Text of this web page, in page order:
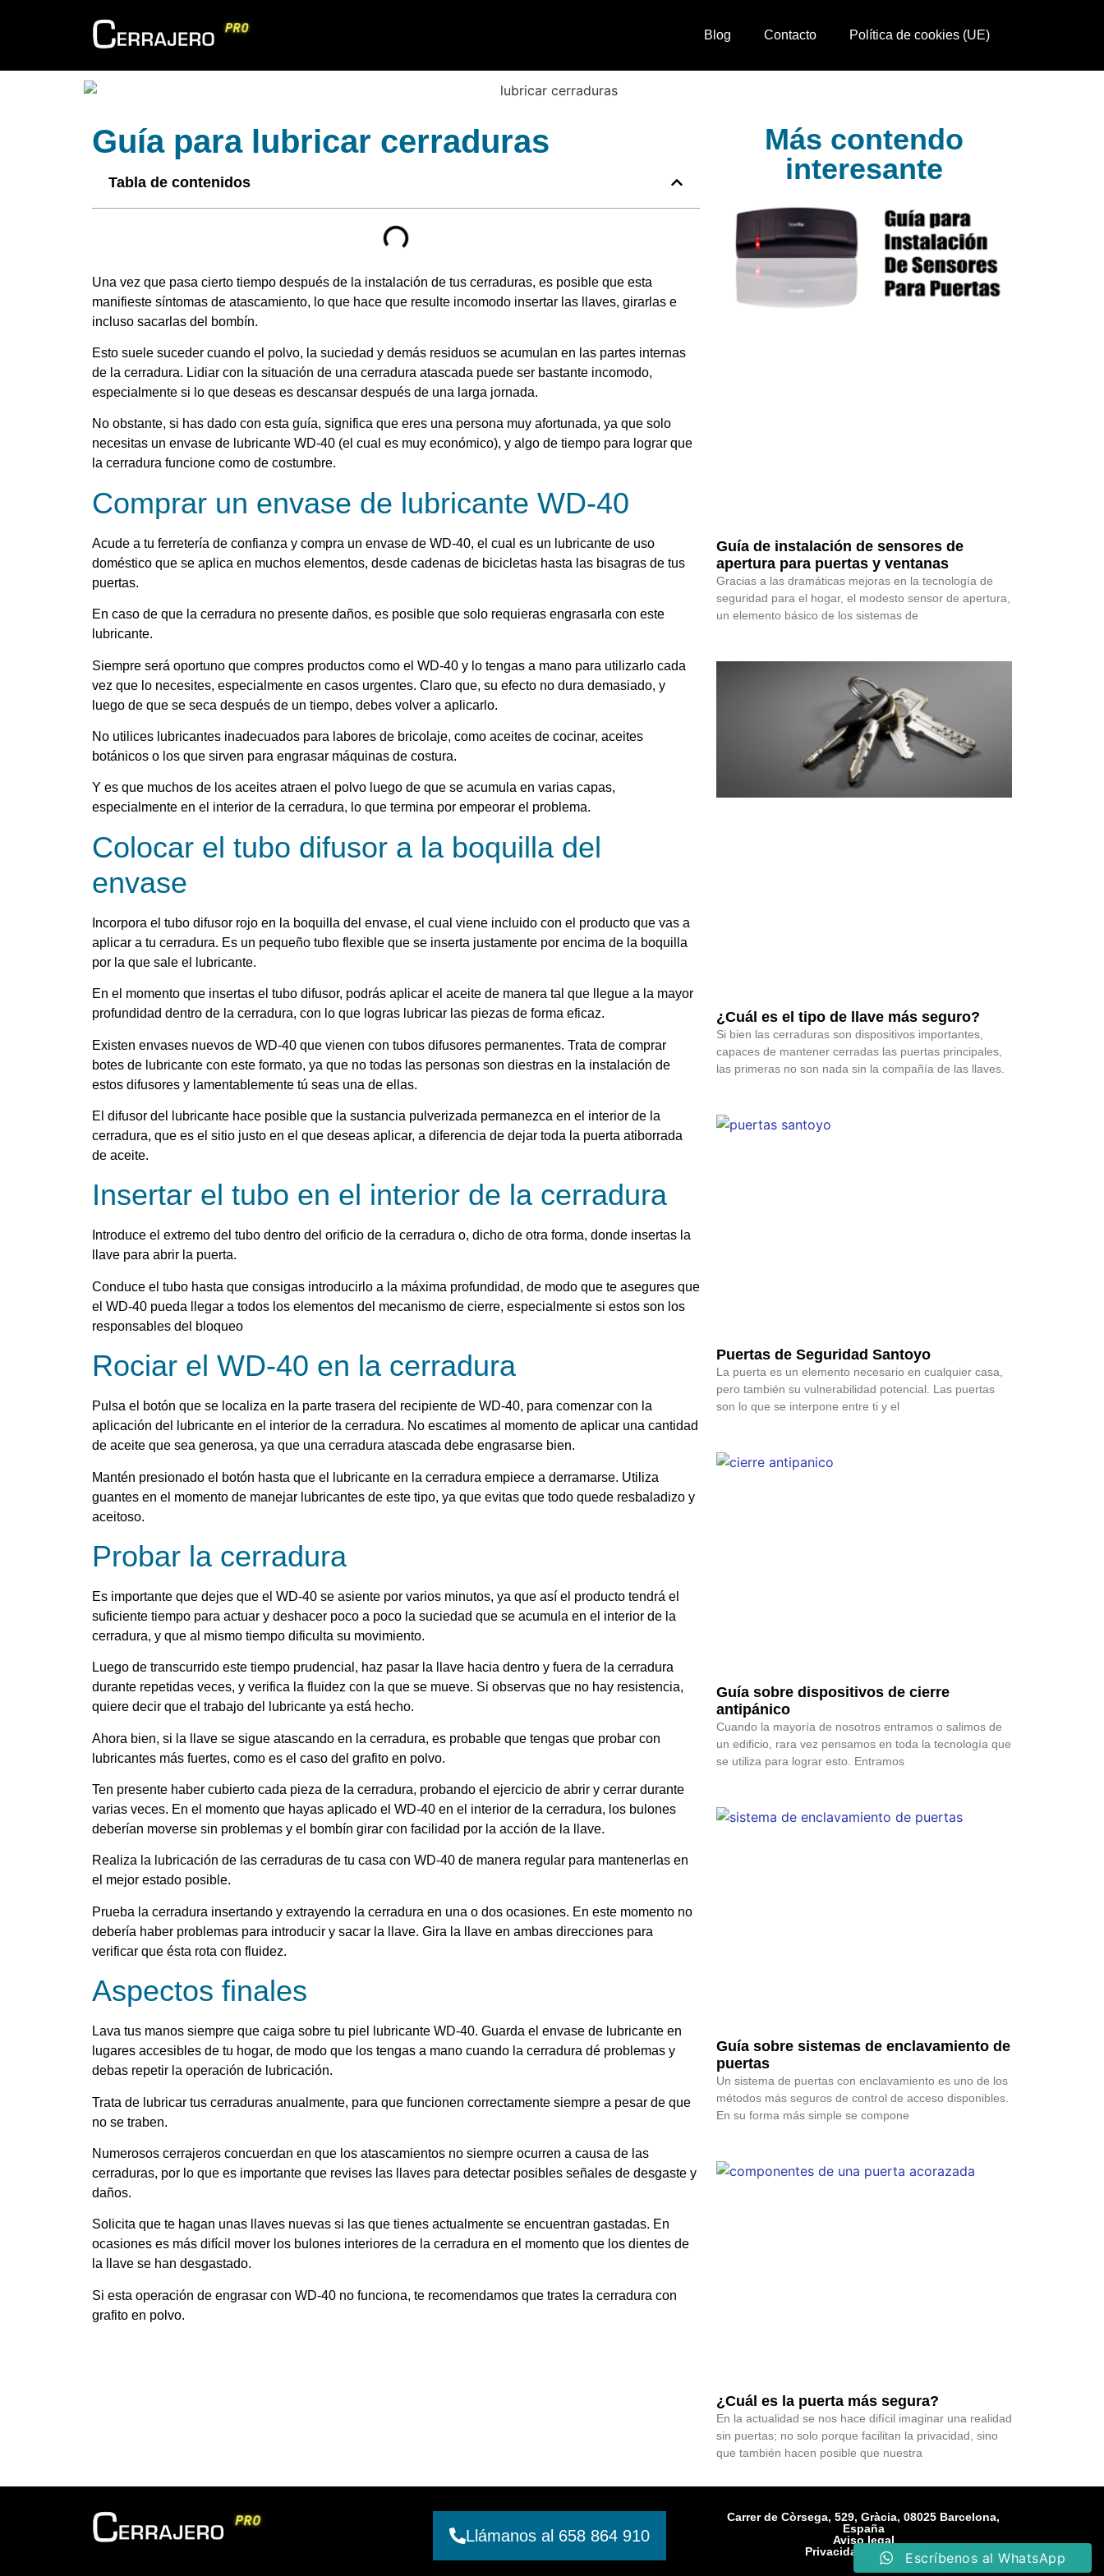
Blog Contacto Política de cookies (UE)
Guía para lubricar cerraduras
Tabla de contenidos
Una vez que pasa cierto tiempo después de la instalación de tus cerraduras, es posible que esta
manifieste síntomas de atascamiento, lo que hace que resulte incomodo insertar las llaves, girarlas e
incluso sacarlas del bombín.
Esto suele suceder cuando el polvo, la suciedad y demás residuos se acumulan en las partes internas
de la cerradura. Lidiar con la situación de una cerradura atascada puede ser bastante incomodo,
especialmente si lo que deseas es descansar después de una larga jornada.
No obstante, si has dado con esta guía, significa que eres una persona muy afortunada, ya que solo
necesitas un envase de lubricante WD-40 (el cual es muy económico), y algo de tiempo para lograr que
la cerradura funcione como de costumbre.
Comprar un envase de lubricante WD-40
Acude a tu ferretería de confianza y compra un envase de WD-40, el cual es un lubricante de uso
doméstico que se aplica en muchos elementos, desde cadenas de bicicletas hasta las bisagras de tus
puertas.
En caso de que la cerradura no presente daños, es posible que solo requieras engrasarla con este
lubricante.
Siempre será oportuno que compres productos como el WD-40 y lo tengas a mano para utilizarlo cada
vez que lo necesites, especialmente en casos urgentes. Claro que, su efecto no dura demasiado, y
luego de que se seca después de un tiempo, debes volver a aplicarlo.
No utilices lubricantes inadecuados para labores de bricolaje, como aceites de cocinar, aceites
botánicos o los que sirven para engrasar máquinas de costura.
Y es que muchos de los aceites atraen el polvo luego de que se acumula en varias capas,
especialmente en el interior de la cerradura, lo que termina por empeorar el problema.
Colocar el tubo difusor a la boquilla del
envase
Incorpora el tubo difusor rojo en la boquilla del envase, el cual viene incluido con el producto que vas a
aplicar a tu cerradura. Es un pequeño tubo flexible que se inserta justamente por encima de la boquilla
por la que sale el lubricante.
En el momento que insertas el tubo difusor, podrás aplicar el aceite de manera tal que llegue a la mayor
profundidad dentro de la cerradura, con lo que logras lubricar las piezas de forma eficaz.
Existen envases nuevos de WD-40 que vienen con tubos difusores permanentes. Trata de comprar
botes de lubricante con este formato, ya que no todas las personas son diestras en la instalación de
estos difusores y lamentablemente tú seas una de ellas.
El difusor del lubricante hace posible que la sustancia pulverizada permanezca en el interior de la
cerradura, que es el sitio justo en el que deseas aplicar, a diferencia de dejar toda la puerta atiborrada
de aceite.
Insertar el tubo en el interior de la cerradura
Introduce el extremo del tubo dentro del orificio de la cerradura o, dicho de otra forma, donde insertas la
llave para abrir la puerta.
Conduce el tubo hasta que consigas introducirlo a la máxima profundidad, de modo que te asegures que
el WD-40 pueda llegar a todos los elementos del mecanismo de cierre, especialmente si estos son los
responsables del bloqueo
Rociar el WD-40 en la cerradura
Pulsa el botón que se localiza en la parte trasera del recipiente de WD-40, para comenzar con la
aplicación del lubricante en el interior de la cerradura. No escatimes al momento de aplicar una cantidad
de aceite que sea generosa, ya que una cerradura atascada debe engrasarse bien.
Mantén presionado el botón hasta que el lubricante en la cerradura empiece a derramarse. Utiliza
guantes en el momento de manejar lubricantes de este tipo, ya que evitas que todo quede resbaladizo y
aceitoso.
Probar la cerradura
Es importante que dejes que el WD-40 se asiente por varios minutos, ya que así el producto tendrá el
suficiente tiempo para actuar y deshacer poco a poco la suciedad que se acumula en el interior de la
cerradura, y que al mismo tiempo dificulta su movimiento.
Luego de transcurrido este tiempo prudencial, haz pasar la llave hacia dentro y fuera de la cerradura
durante repetidas veces, y verifica la fluidez con la que se mueve. Si observas que no hay resistencia,
quiere decir que el trabajo del lubricante ya está hecho.
Ahora bien, si la llave se sigue atascando en la cerradura, es probable que tengas que probar con
lubricantes más fuertes, como es el caso del grafito en polvo.
Ten presente haber cubierto cada pieza de la cerradura, probando el ejercicio de abrir y cerrar durante
varias veces. En el momento que hayas aplicado el WD-40 en el interior de la cerradura, los bulones
deberían moverse sin problemas y el bombín girar con facilidad por la acción de la llave.
Realiza la lubricación de las cerraduras de tu casa con WD-40 de manera regular para mantenerlas en
el mejor estado posible.
Prueba la cerradura insertando y extrayendo la cerradura en una o dos ocasiones. En este momento no
debería haber problemas para introducir y sacar la llave. Gira la llave en ambas direcciones para
verificar que ésta rota con fluidez.
Aspectos finales
Lava tus manos siempre que caiga sobre tu piel lubricante WD-40. Guarda el envase de lubricante en
lugares accesibles de tu hogar, de modo que los tengas a mano cuando la cerradura dé problemas y
debas repetir la operación de lubricación.
Trata de lubricar tus cerraduras anualmente, para que funcionen correctamente siempre a pesar de que
no se traben.
Numerosos cerrajeros concuerdan en que los atascamientos no siempre ocurren a causa de las
cerraduras, por lo que es importante que revises las llaves para detectar posibles señales de desgaste y
daños.
Solicita que te hagan unas llaves nuevas si las que tienes actualmente se encuentran gastadas. En
ocasiones es más difícil mover los bulones interiores de la cerradura en el momento que los dientes de
la llave se han desgastado.
Si esta operación de engrasar con WD-40 no funciona, te recomendamos que trates la cerradura con
grafito en polvo.
Más contendo
interesante
Guía de instalación de sensores de
apertura para puertas y ventanas
Gracias a las dramáticas mejoras en la tecnología de
seguridad para el hogar, el modesto sensor de apertura,
un elemento básico de los sistemas de
¿Cuál es el tipo de llave más seguro?
Si bien las cerraduras son dispositivos importantes,
capaces de mantener cerradas las puertas principales,
las primeras no son nada sin la compañía de las llaves.
Puertas de Seguridad Santoyo
La puerta es un elemento necesario en cualquier casa,
pero también su vulnerabilidad potencial. Las puertas
son lo que se interpone entre ti y el
Guía sobre dispositivos de cierre
antipánico
Cuando la mayoría de nosotros entramos o salimos de
un edificio, rara vez pensamos en toda la tecnología que
se utiliza para lograr esto. Entramos
Guía sobre sistemas de enclavamiento de
puertas
Un sistema de puertas con enclavamiento es uno de los
métodos más seguros de control de acceso disponibles.
En su forma más simple se compone
¿Cuál es la puerta más segura?
En la actualidad se nos hace difícil imaginar una realidad
sin puertas; no solo porque facilitan la privacidad, sino
que también hacen posible que nuestra
Llámanos al 658 864 910
Carrer de Còrsega, 529, Gràcia, 08025 Barcelona,
España
Aviso legal
Privacidad y cookiesEscríbenos al WhatsApp